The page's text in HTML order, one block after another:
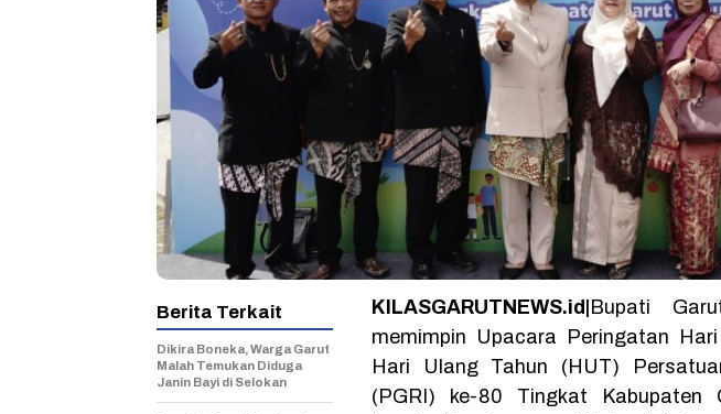
KILASGARUTNEWS.id| Bupati
memimpin Upacara Peringatan
Hari Ulang Tahun (HUT)
(PGRI) ke-80 Tingkat Kabupaten
Berita Terkait
Dikira Boneka, Warga Garut
Malah Temukan Diduga
Janin Bayi di Selokan